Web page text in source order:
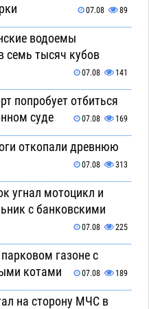
07.08 89
водоемы
семь тысяч кубов
07.08 141
попробует отбиться
суде
07.08 169
откопали древнюю
07.08 313
угнал мотоцикл и
с банковскими
07.08 225
газоне с
котами
07.08 189
на сторону МЧС в